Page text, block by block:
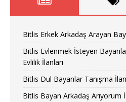
Bitlis Erkek Arkadaş Arayan
Bitlis Evlenmek İsteyen
Evlilik İlanları
Bitlis Dul Bayanlar Tanışma
Bitlis Bayan Arkadaş Arıyorum